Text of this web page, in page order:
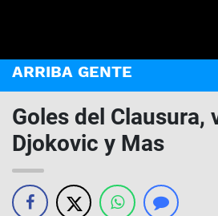
ARRIBA GENTE
Goles del Clausura,
Djokovic y Mas